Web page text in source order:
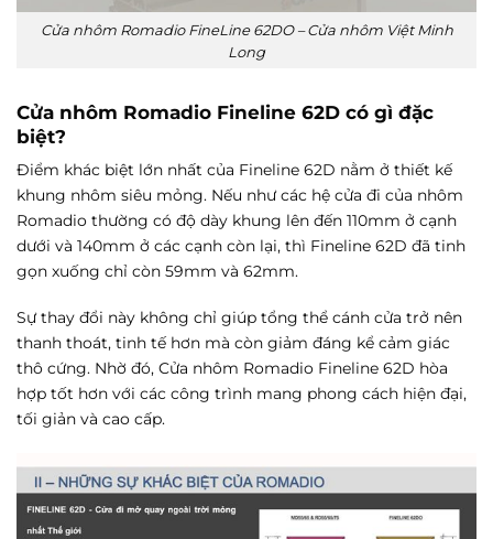
Cửa nhôm Romadio FineLine 62DO – Cửa nhôm Việt Minh
Long
Cửa nhôm Romadio Fineline 62D có gì đặc
biệt?
Điểm khác biệt lớn nhất của Fineline 62D nằm ở thiết kế
khung nhôm siêu mỏng. Nếu như các hệ cửa đi của nhôm
Romadio thường có độ dày khung lên đến 110mm ở cạnh
dưới và 140mm ở các cạnh còn lại, thì Fineline 62D đã tinh
gọn xuống chỉ còn 59mm và 62mm.
Sự thay đổi này không chỉ giúp tổng thể cánh cửa trở nên
thanh thoát, tinh tế hơn mà còn giảm đáng kể cảm giác
thô cứng. Nhờ đó, Cửa nhôm Romadio Fineline 62D hòa
hợp tốt hơn với các công trình mang phong cách hiện đại,
tối giản và cao cấp.